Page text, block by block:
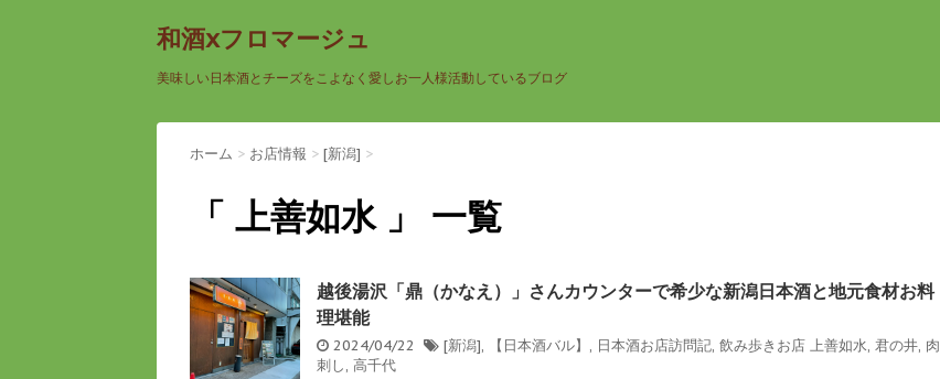
和酒xフロマージュ
美味しい日本酒とチーズをこよなく愛しお一人様活動しているブログ
ホーム > お店情報 > [新潟] >
「 上善如水 」 一覧
越後湯沢「鼎（かなえ）」さんカウンターで希少な新潟日本酒と地元食材お料
理堪能
2024/04/22 [新潟], 【日本酒バル】 , 日本酒お店訪問記, 飲み歩きお店 上善如水, 君の井, 肉
刺し, 高千代